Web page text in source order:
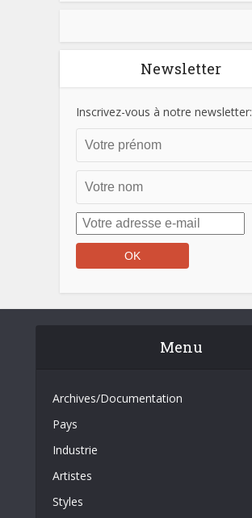
Newsletter
Inscrivez-vous à notre newsletter:
Menu
Archives/Documentation
Pays
Industrie
Artistes
Styles